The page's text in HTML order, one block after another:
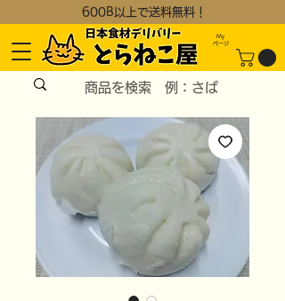
600B以上で送料無料！
My
​ページ